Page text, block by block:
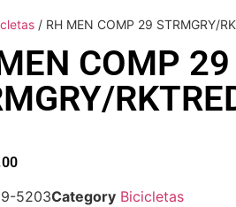
/ RH MEN COMP 29 STRMGRY/
COMP 29
5203Category Bicicletas